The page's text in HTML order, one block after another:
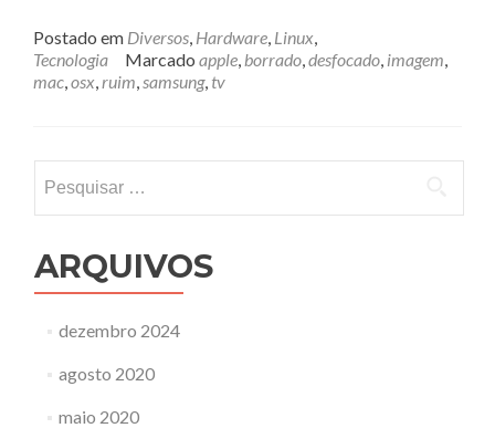
sobreComo
ter
TV
Postado em Diversos, Hardware, Linux,
Tecnologia
Marcado apple, borrado,desfocado, imagem,
mac,osx,ruim,samsung, tv
por:
ARQUIVOS
dezembro 2024
agosto 2020
maio 2020